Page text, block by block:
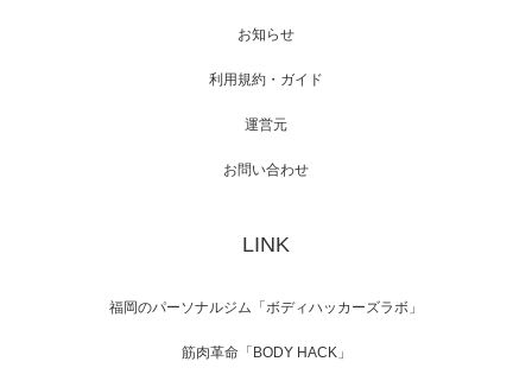
【TV】NHK BS「COOL JAPAN 」にてマッス
「ねとらぼ」さんに…
お知らせ
利用規約・ガイド
運営元
お問い合わせ
LINK
福岡のパーソナルジム「ボディハッカーズラボ」
筋肉革命「BODY HACK」